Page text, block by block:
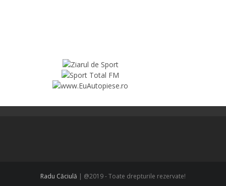
Radu Căciulă | @2019 - Toate drepturile rezervate!